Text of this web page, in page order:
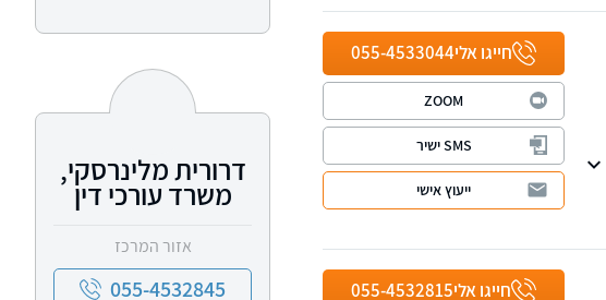
חייגו אלי055-4533044
ZOOM
SMS ישיר
ייעוץ אישי
חייגו אלי055-4532815
דרורית מלינרסקי,
משרד עורכי דין
אזור המרכז
055-4532845